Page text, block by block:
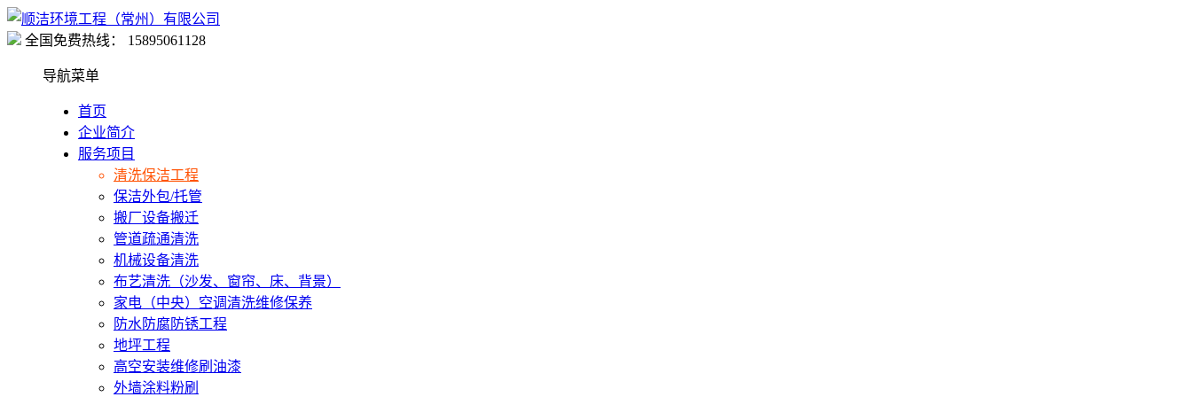
全国免费热线： 15895061128
导航菜单
首页
企业简介
服务项目
清洗保洁工程
保洁外包/托管
搬厂设备搬迁
管道疏通清洗
机械设备清洗
布艺清洗（沙发、窗帘、床、背景）
家电（中央）空调清洗维修保养
防水防腐防锈工程
地坪工程
高空安装维修刷油漆
外墙涂料粉刷